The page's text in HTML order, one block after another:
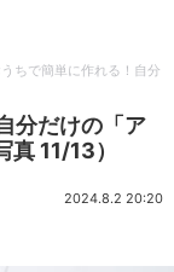
ちで簡単に作れる！自分
分だけの「ア
11/13）
2024.8.2 20:20